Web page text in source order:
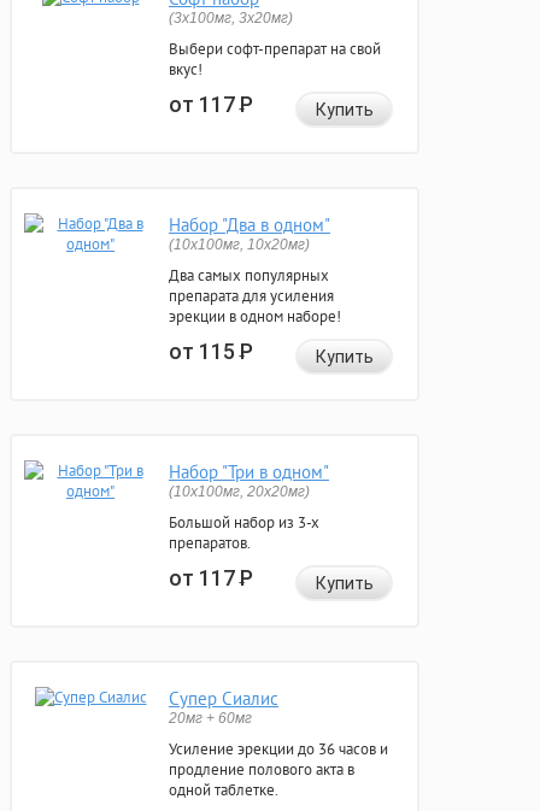
(3x100мг, 3x20мг)
Выбери софт-препарат на свой
вкус!
от 117Р Купить
Набор "Два в одном"
(10x100мг, 10x20мг)
Два самых популярных
препарата для усиления
эрекции в одном наборе!
от 115Р Купить
Набор "Три в одном"
(10x100мг, 20x20мг)
Большой набор из 3-х
препаратов.
от 117Р Купить
Супер Сиалис
20мг + 60мг
Усиление эрекции до 36 часов и
продление полового акта в
одной таблетке.